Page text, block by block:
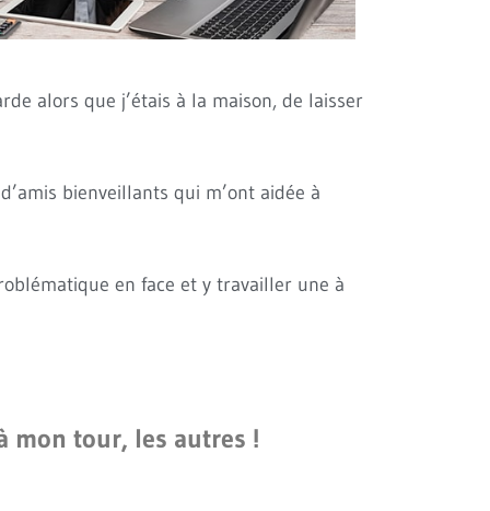
alors que j’étais à la maison, de laisser
bienveillants qui m’ont aidée à
en face et y travailler une à
mon tour, les autres !